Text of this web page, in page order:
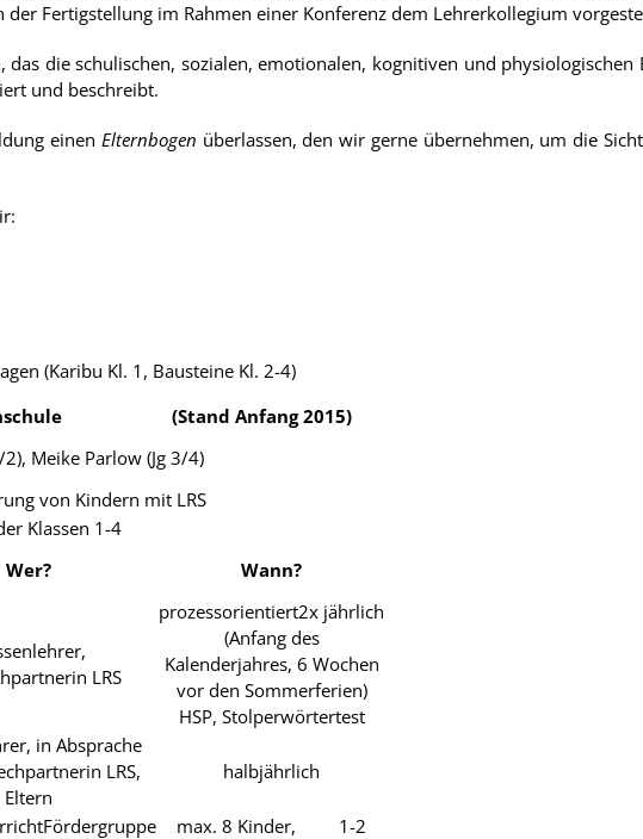
Fertigstellung im Rahmen einer Konferenz dem Lehrerkollegium
die schulischen, sozialen, emotionalen, kognitiven und physiologischen
und beschreibt.
einen Elternbogen überlassen, den wir gerne übernehmen, um die
(Karibu Kl. 1, Bausteine Kl. 2-4)
(Stand Anfang 2015)
2), Meike Parlow (Jg 3/4)
von Kindern mit LRS
Klassen 1-4
Wer? Wann?
LRS
prozessorientiert2x jährlich
(Anfang des
Kalenderjahres, 6 Wochen
vor den Sommerferien)
HSP, Stolperwörtertest
in Absprache
LRS,
Eltern
halbjährlich
max. 8 Kinder, 1-2